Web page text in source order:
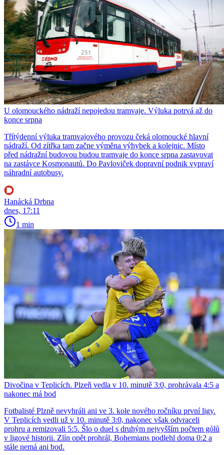
U olomouckého nádraží nepojedou tramvaje. Výluka potrvá až do
konce srpna
Třítýdenní výluka tramvajového provozu čeká olomoucké hlavní
nádraží. Od zítřka tam začne výměna výhybek a kolejnic. Místo
před nádražní budovou budou tramvaje do konce srpna zastavovat
na zastávce Kosmonautů. Do Pavloviček dopravní podnik vypraví
náhradní autobusy.
Hanácká Drbna
dnes, 17:11
1 min
Divočina v Teplicích. Plzeň vedla v 10. minutě 3:0, prohrávala 4:5 a
nakonec má bod
Fotbalisté Plzně nevyhráli ani ve 3. kole nového ročníku první ligy.
V Teplicích vedli už v 10. minutě 3:0, nakonec však odvraceli
prohru a remizovali 5:5. Šlo o duel s druhým nejvyšším počtem gólů
v ligové historii. Zlín opět prohrál, Bohemians podlehl doma 0:2 a
stále nemá ani bod.